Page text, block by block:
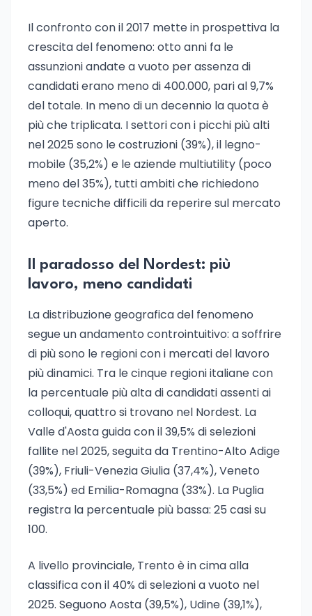
Il confronto con il 2017 mette in prospettiva la
crescita del fenomeno: otto anni fa le
assunzioni andate a vuoto per assenza di
candidati erano meno di 400.000, pari al 9,7%
del totale. In meno di un decennio la quota è
più che triplicata. I settori con i picchi più alti
nel 2025 sono le costruzioni (39%), il legno-
mobile (35,2%) e le aziende multiutility (poco
meno del 35%), tutti ambiti che richiedono
figure tecniche difficili da reperire sul mercato
aperto.
Il paradosso del Nordest: più
lavoro, meno candidati
La distribuzione geografica del fenomeno
segue un andamento controintuitivo: a soffrire
di più sono le regioni con i mercati del lavoro
più dinamici. Tra le cinque regioni italiane con
la percentuale più alta di candidati assenti ai
colloqui, quattro si trovano nel Nordest. La
Valle d'Aosta guida con il 39,5% di selezioni
fallite nel 2025, seguita da Trentino-Alto Adige
(39%), Friuli-Venezia Giulia (37,4%), Veneto
(33,5%) ed Emilia-Romagna (33%). La Puglia
registra la percentuale più bassa: 25 casi su
100.
A livello provinciale, Trento è in cima alla
classifica con il 40% di selezioni a vuoto nel
2025. Seguono Aosta (39,5%), Udine (39,1%),